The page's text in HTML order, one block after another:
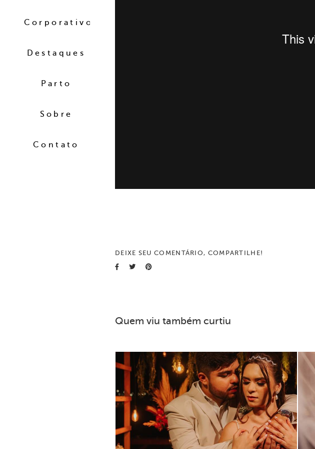
Corporativo
Destaques
Parto
Sobre
Contato
DEIXE SEU COMENTÁRIO, COMPARTILHE!
Quem viu também curtiu